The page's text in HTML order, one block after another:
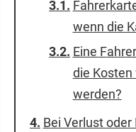
wenn die
Eine
die
werden?
Bei Verlust